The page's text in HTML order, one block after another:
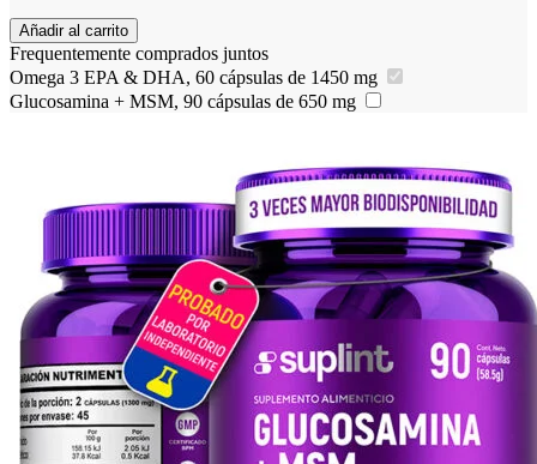
Añadir al carrito
Frequentemente comprados juntos
Omega 3 EPA & DHA, 60 cápsulas de 1450 mg
Glucosamina + MSM, 90 cápsulas de 650 mg